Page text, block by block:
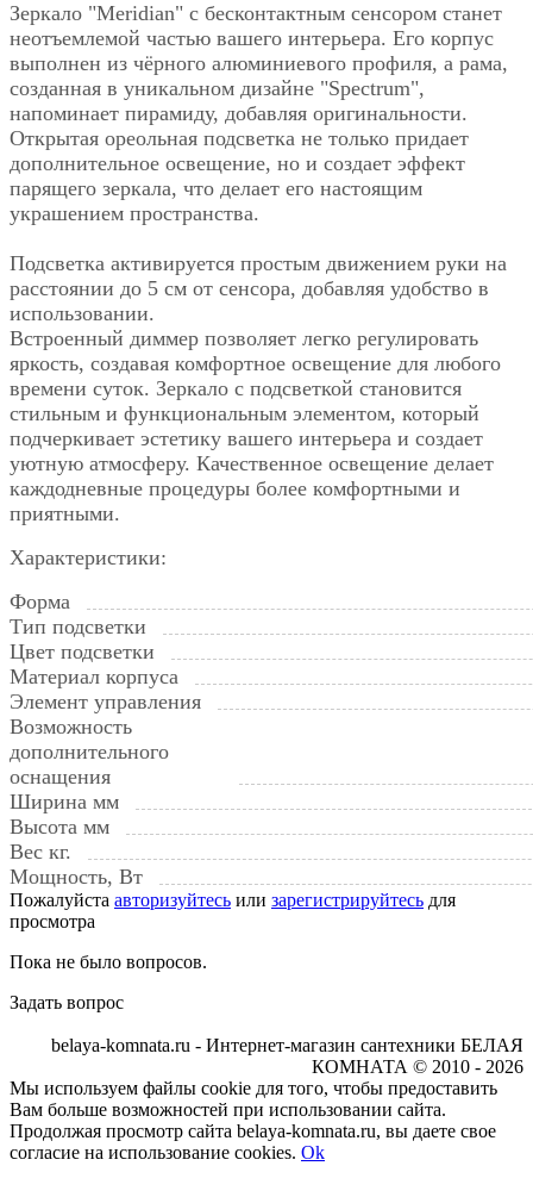
Зеркало "Meridian" с бесконтактным сенсором станет
неотъемлемой частью вашего интерьера. Его корпус
выполнен из чёрного алюминиевого профиля, а рама,
созданная в уникальном дизайне "Spectrum",
напоминает пирамиду, добавляя оригинальности.
Открытая ореольная подсветка не только придает
дополнительное освещение, но и создает эффект
парящего зеркала, что делает его настоящим
украшением пространства.
Подсветка активируется простым движением руки на
расстоянии до 5 см от сенсора, добавляя удобство в
использовании.
Встроенный диммер позволяет легко регулировать
яркость, создавая комфортное освещение для любого
времени суток. Зеркало с подсветкой становится
стильным и функциональным элементом, который
подчеркивает эстетику вашего интерьера и создает
уютную атмосферу. Качественное освещение делает
каждодневные процедуры более комфортными и
приятными.
Характеристики:
Форма
Тип подсветки
Цвет подсветки
Материал корпуса
Элемент управления
Возможность
дополнительного
оснащения
Ширина мм
Высота мм
Вес кг.
Мощность, Вт
Пожалуйста авторизуйтесь или зарегистрируйтесь для
просмотра
Пока не было вопросов.
Задать вопрос
belaya-komnata.ru - Интернет-магазин сантехники БЕЛАЯ
КОМНАТА © 2010 - 2026
Мы используем файлы cookie для того, чтобы предоставить
Вам больше возможностей при использовании сайта.
Продолжая просмотр сайта belaya-komnata.ru, вы даете свое
согласие на использование cookies. Ok